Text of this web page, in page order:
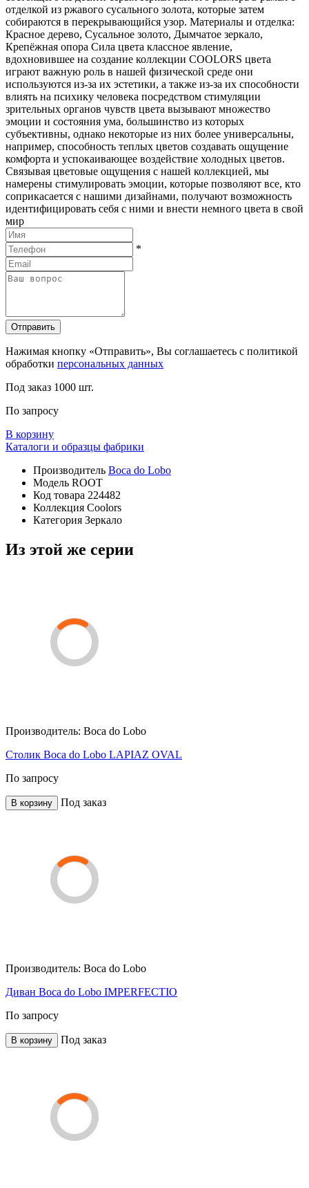
отделкой из ржавого сусального золота, которые затем
собираются в перекрывающийся узор. Материалы и отделка:
Красное дерево, Сусальное золото, Дымчатое зеркало,
Крепёжная опора Сила цвета классное явление,
вдохновившее на создание коллекции COOLORS цвета
играют важную роль в нашей физической среде они
используются из-за их эстетики, а также из-за их способности
влиять на психику человека посредством стимуляции
зрительных органов чувств цвета вызывают множество
эмоции и состояния ума, большинство из которых
субъективны, однако некоторые из них более универсальны,
например, способность теплых цветов создавать ощущение
комфорта и успокаивающее воздействие холодных цветов.
Связывая цветовые ощущения с нашей коллекцией, мы
намерены стимулировать эмоции, которые позволяют все, кто
соприкасается с нашими дизайнами, получают возможность
идентифицировать себя с ними и внести немного цвета в свой
мир
*
Отправить
Нажимая кнопку «Отправить», Вы соглашаетесь с политикой
обработки персональных данных
Под заказ 1000 шт.
По запросу
В корзину
Каталоги и образцы фабрики
Производитель Boca do Lobo
Модель ROOT
Код товара 224482
Коллекция Coolors
Категория Зеркало
Из этой же серии
Производитель: Boca do Lobo
Столик Boca do Lobo LAPIAZ OVAL
По запросу
В корзину Под заказ
Производитель: Boca do Lobo
Диван Boca do Lobo IMPERFECTIO
По запросу
В корзину Под заказ